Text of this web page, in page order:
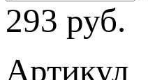
293 руб.
Артикул